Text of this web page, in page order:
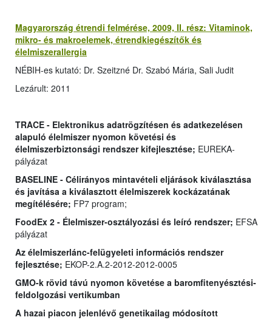
Magyarország étrendi felmérése, 2009, II. rész: Vitaminok,
mikro- és makroelemek, étrendkiegészítők és
élelmiszerallergia
NÉBIH-es kutató: Dr. Szeitzné Dr. Szabó Mária, Sali Judit
Lezárult: 2011
TRACE - Elektronikus adatrögzítésen és adatkezelésen
alapuló élelmiszer nyomon követési és
élelmiszerbiztonsági rendszer kifejlesztése; EUREKA-
pályázat
BASELINE - Célirányos mintavételi eljárások kiválasztása
és javítása a kiválasztott élelmiszerek kockázatának
megítélésére; FP7 program;
FoodEx 2 - Élelmiszer-osztályozási és leíró rendszer; EFSA
pályázat
Az élelmiszerlánc-felügyeleti információs rendszer
fejlesztése; EKOP-2.A.2-2012-2012-0005
GMO-k rövid távú nyomon követése a baromfitenyésztési-
feldolgozási vertikumban
A hazai piacon jelenlévő genetikailag módosított